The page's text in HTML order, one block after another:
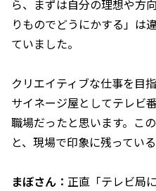
ら、まずは自分の理想や方
りものでどうにかする」は
ていました。
――クリエイティブな仕事を目
サイネージ屋としてテレビ
職場だったと思います。こ
と、現場で印象に残ってい
まぼさん： 正直「テレビ局